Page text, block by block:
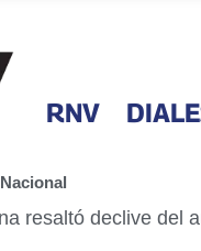
RNV
Nacional